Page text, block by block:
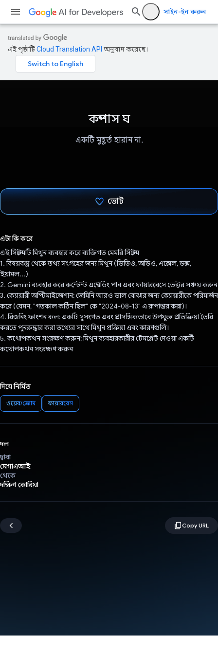
সাইন-ইন করুন
এই পৃষ্ঠাটিCloud Translation API অনুবাদ করেছে।
কম্পাস ঘ
একটি মুহূর্ত হারান না.
ভোট
এটা কি করে
এই সিস্টেমটি মিথুন ব্যবহার করে ব্যক্তিগত মেমরি সিস্টেম
1. বিষয়বস্তু থেকে তথ্য সংগ্রহের জন্য মিথুন (ভিডিও, অডিও, এক্সেল, ডক্স,
ইয়ামল...)
2. Gemini ব্যবহার করে কন্টেন্ট এম্বেডিং পান এবং ফায়ারবেসে ভেক্টর সঞ্চয় করুন
3. ক্যোয়ারী অপ্টিমাইজেশান: জেমিনি আরও ভাল বোঝার জন্য ক্যোয়ারীকে পরিমার্জন
করে (যেমন, "গতকাল কঠিন ছিল" কে "2024-08-13" এ রূপান্তর করা)।
4. রিজনিং ফাংশন কল: একটি সুসংগত এবং প্রাসঙ্গিকভাবে উপযুক্ত প্রতিক্রিয়া তৈরি
করতে পুনরুদ্ধার করা তথ্যের সাথে মিথুন প্রক্রিয়া এবং কারণগুলি।
5. কথোপকথন সংরক্ষণ করুন: মিথুন ব্যবহারকারীর টেমপ্লেট দেওয়া একটি
কথোপকথন সংরক্ষণ করুন
দিয়ে নির্মিত
ওয়েব/ক্রোম ফায়ারবেস
দল
দ্বারা
মেগাএআই
থেকে
দক্ষিণ কোরিয়া